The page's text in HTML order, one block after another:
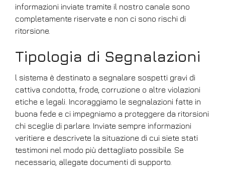
informazioni inviate tramite il nostro canale sono
completamente riservate e non ci sono rischi di
ritorsione.
Tipologia di Segnalazioni
l sistema è destinato a segnalare sospetti gravi di
cattiva condotta, frode, corruzione o altre violazioni
etiche e legali. Incoraggiamo le segnalazioni fatte in
buona fede e ci impegniamo a proteggere da ritorsioni
chi sceglie di parlare. Inviate sempre informazioni
veritiere e descrivete la situazione di cui siete stati
testimoni nel modo più dettagliato possibile. Se
necessario, allegate documenti di supporto.